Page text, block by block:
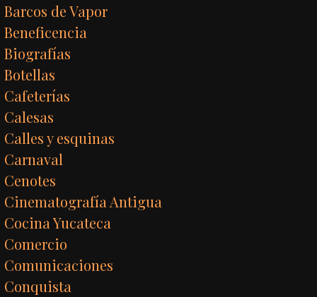
Barcos de Vapor
Beneficencia
Biografías
Botellas
Cafeterías
Calesas
Calles y esquinas
Carnaval
Cenotes
Cinematografía Antigua
Cocina Yucateca
Comercio
Comunicaciones
Conquista